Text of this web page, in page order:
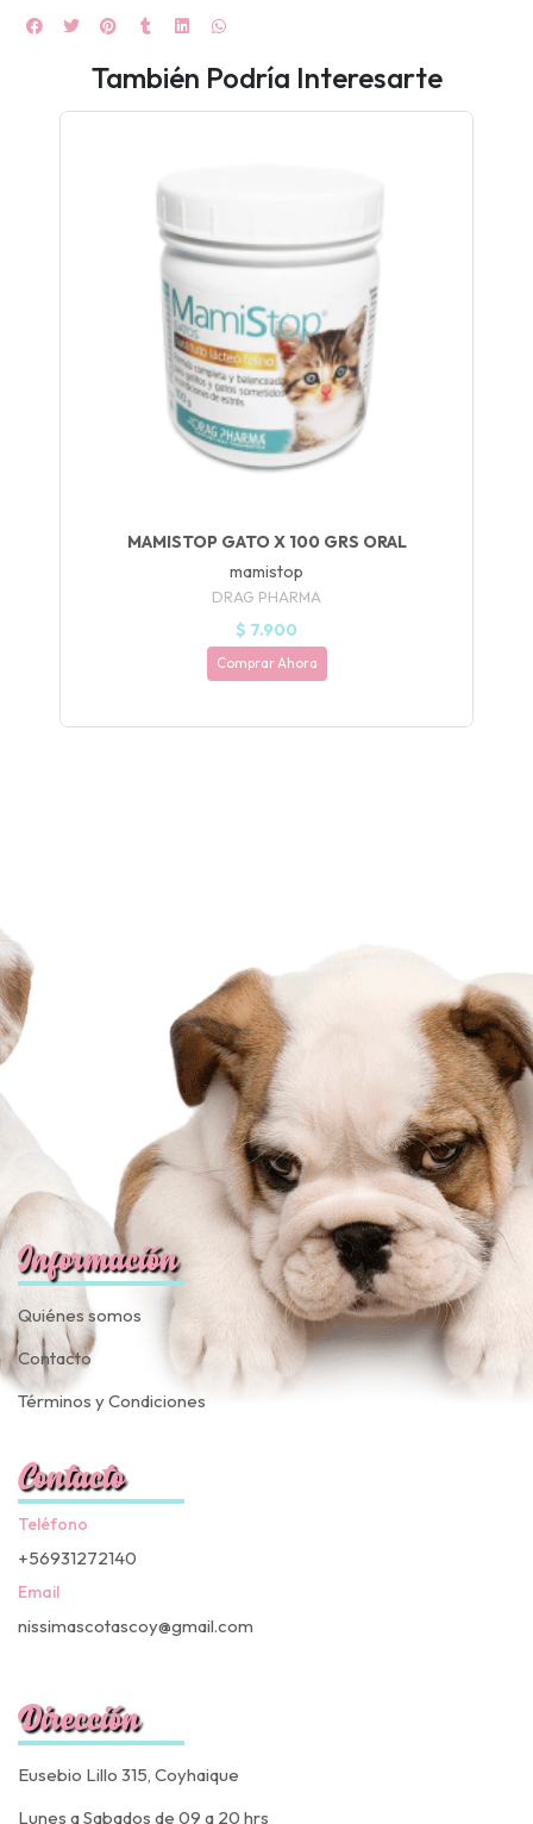
También Podría Interesarte
MAMISTOP GATO X 100 GRS ORAL
mamistop
DRAG PHARMA
$ 7.900
Comprar Ahora
Información
Quiénes somos
Contacto
Términos y Condiciones
Contacto
Teléfono
+56931272140
Email
nissimascotascoy@gmail.com
Dirección
Eusebio Lillo 315, Coyhaique
Lunes a Sabados de 09 a 20 hrs